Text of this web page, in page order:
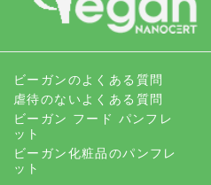
ビーガンのよくある質問
虐待のないよくある質問
ビーガン フード パンフレ
ット
ビーガン化粧品のパンフレ
ット